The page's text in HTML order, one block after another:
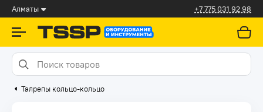
Алматы +7 775 031 92 98
Талрепы кольцо-кольцо